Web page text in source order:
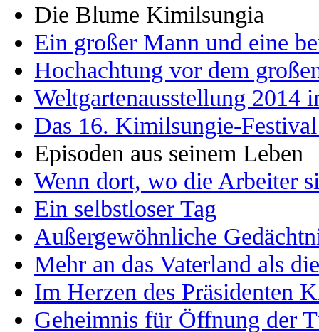
Die Blume Kimilsungia
Ein großer Mann und eine
Hochachtung vor dem
Weltgartenausstellung 2014
Das 16. Kimilsungie-
Episoden aus seinem Leben
Wenn dort, wo die Arbeiter
Ein selbstloser Tag
Außergewöhnliche
Mehr an das Vaterland als
Im Herzen des Präsidenten
Geheimnis für Öffnung der